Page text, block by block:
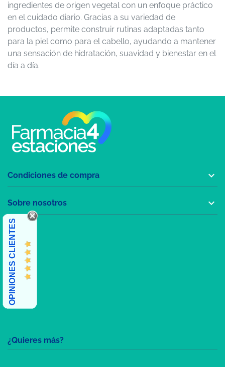
ingredientes de origen vegetal con un enfoque práctico
en el cuidado diario. Gracias a su variedad de
productos, permite construir rutinas adaptadas tanto
para la piel como para el cabello, ayudando a mantener
una sensación de hidratación, suavidad y bienestar en el
día a día.
¿Quieres más?
Condiciones de compra 
Sobre nosotros 
OPINIONES CLIENTES